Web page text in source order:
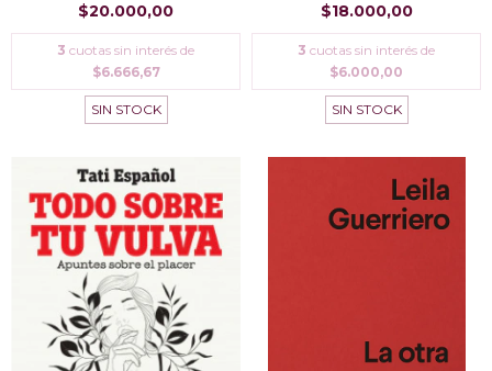
$20.000,00
3 cuotas sin interés de
$6.666,67
SIN STOCK
$18.000,00
3 cuotas sin interés de
$6.000,00
SIN STOCK